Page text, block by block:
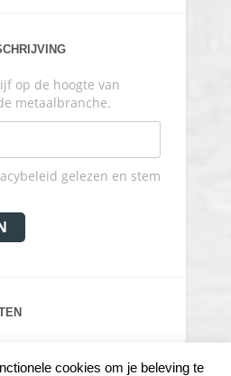
op de hoogte van
metaalbranche.
gelezen en stem
cookies om je beleving te